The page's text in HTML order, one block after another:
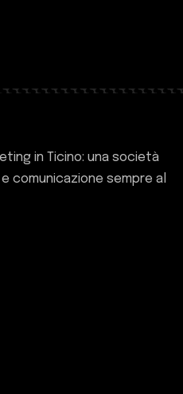
in Ticino: una società
comunicazione sempre al